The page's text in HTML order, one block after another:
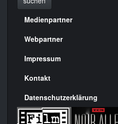
Menülinks
rechte
Seite
Medienpartner
Webpartner
Impressum
Kontakt
Datenschutzerklärung